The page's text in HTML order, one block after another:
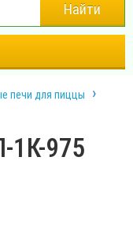
Найти
печи для пиццы
1К-975